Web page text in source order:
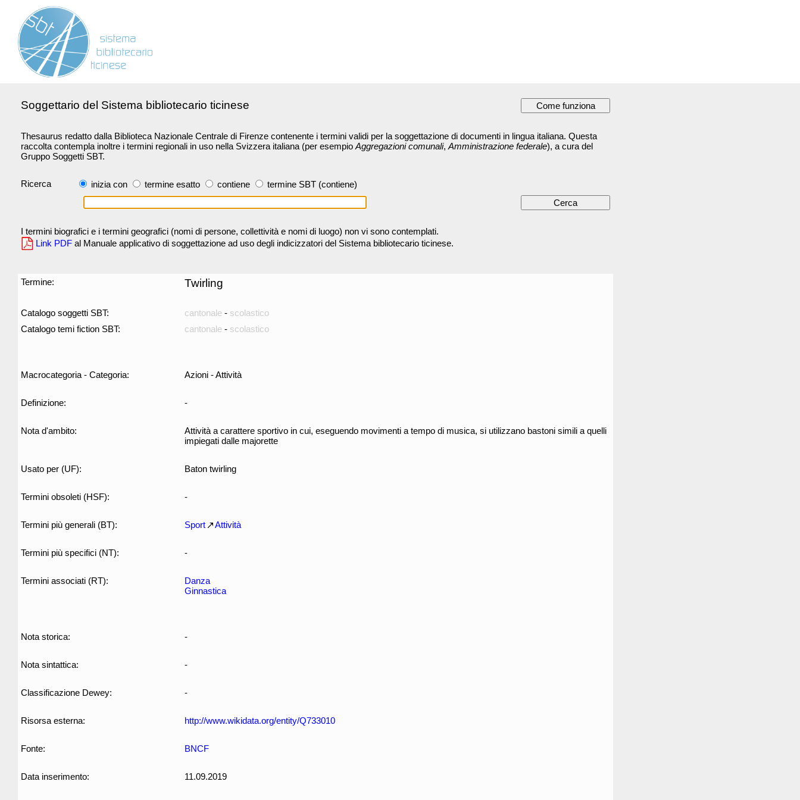
Soggettario del Sistema bibliotecario ticinese
Thesaurus redatto dalla Biblioteca Nazionale Centrale di Firenze contenente i termini validi per la soggettazione di documenti in lingua italiana. Questa
raccolta contempla inoltre i termini regionali in uso nella Svizzera italiana (per esempio Aggregazioni comunali, Amministrazione federale), a cura del
Gruppo Soggetti SBT.
Ricerca inizia con termine esatto contiene termine SBT (contiene)
I termini biografici e i termini geografici (nomi di persone, collettività e nomi di luogo) non vi sono contemplati.
Link PDF al Manuale applicativo di soggettazione ad uso degli indicizzatori del Sistema bibliotecario ticinese.
Termine: Twirling
Catalogo soggetti SBT: cantonale - scolastico
Catalogo temi fiction SBT:
cantonale - scolastico
Macrocategoria - Categoria: Azioni - Attività
Definizione: -
Nota d'ambito:
Attività a carattere sportivo in cui, eseguendo movimenti a tempo di musica, si utilizzano bastoni simili a quelli
impiegati dalle majorette
Usato per (UF): Baton twirling
Termini obsoleti (HSF): -
Termini più generali (BT): Sport Attività
Termini più specifici (NT): -
Termini associati (RT):
Danza
Ginnastica
Nota storica: -
Nota sintattica: -
Classificazione Dewey: -
Risorsa esterna: http://www.wikidata.org/entity/Q733010
Fonte: BNCF
Data inserimento: 11.09.2019